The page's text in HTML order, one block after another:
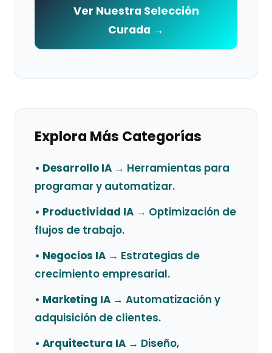
Ver Nuestra Selección
Curada →
Explora Más Categorías
• Desarrollo IA → Herramientas para
programar y automatizar.
• Productividad IA → Optimización de
flujos de trabajo.
• Negocios IA → Estrategias de
crecimiento empresarial.
• Marketing IA → Automatización y
adquisición de clientes.
• Arquitectura IA → Diseño,